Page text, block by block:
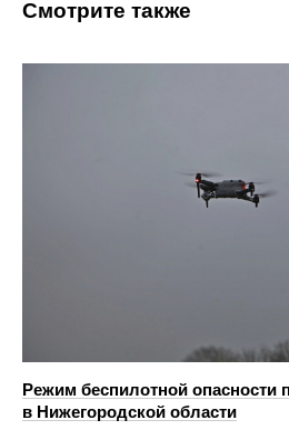
Смотрите также
Режим беспилотной опасности
в Нижегородской области